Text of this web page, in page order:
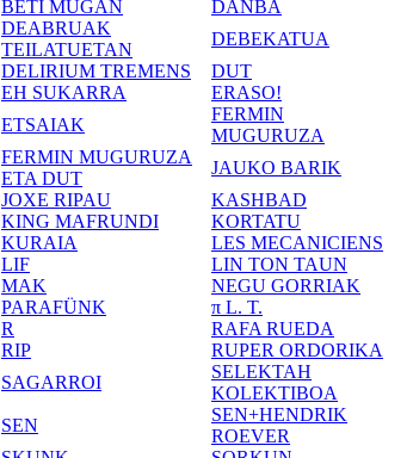
BETI MUGAN
DANBA
DEABRUAK
TEILATUETAN
DEBEKATUA
DELIRIUM TREMENS
DUT
EH SUKARRA
ERASO!
ETSAIAK
FERMIN
MUGURUZA
FERMIN MUGURUZA
ETA DUT
JAUKO BARIK
JOXE RIPAU
KASHBAD
KING MAFRUNDI
KORTATU
KURAIA
LES MECANICIENS
LIF
LIN TON TAUN
MAK
NEGU GORRIAK
PARAFÜNK
π L. T.
R
RAFA RUEDA
RIP
RUPER ORDORIKA
SAGARROI
SELEKTAH
KOLEKTIBOA
SEN
SEN+HENDRIK
ROEVER